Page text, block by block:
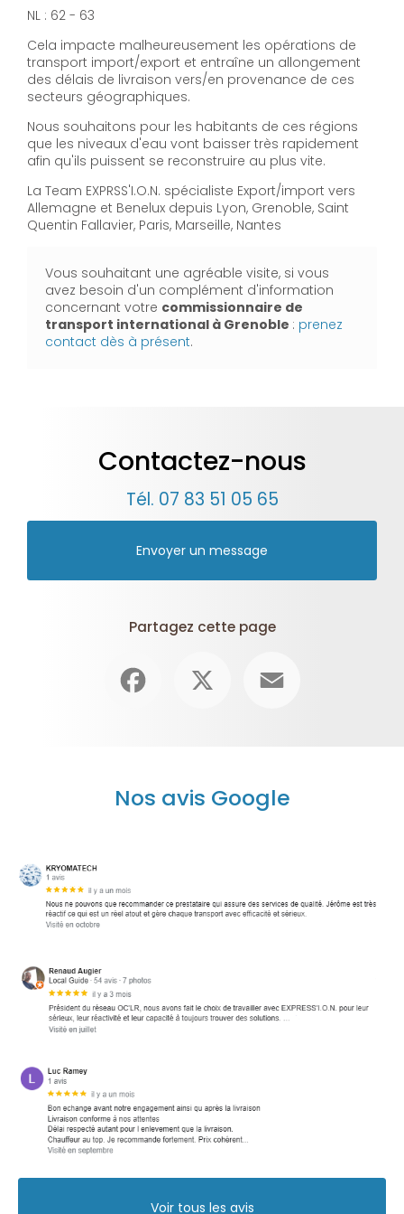
NL : 62 - 63
Cela impacte malheureusement les opérations de
transport import/export et entraîne un allongement
des délais de livraison vers/en provenance de ces
secteurs géographiques.
Nous souhaitons pour les habitants de ces régions
que les niveaux d'eau vont baisser très rapidement
afin qu'ils puissent se reconstruire au plus vite.
La Team EXPRSS'I.O.N. spécialiste Export/import vers
Allemagne et Benelux depuis Lyon, Grenoble, Saint
Quentin Fallavier, Paris, Marseille, Nantes
Vous souhaitant une agréable visite, si vous
avez besoin d'un complément d'information
concernant votre commissionnaire de
transport international à Grenoble : prenez
contact dès à présent.
Contactez-nous
Tél. 07 83 51 05 65
Envoyer un message
Partagez cette page
Nos avis Google
Voir tous les avis